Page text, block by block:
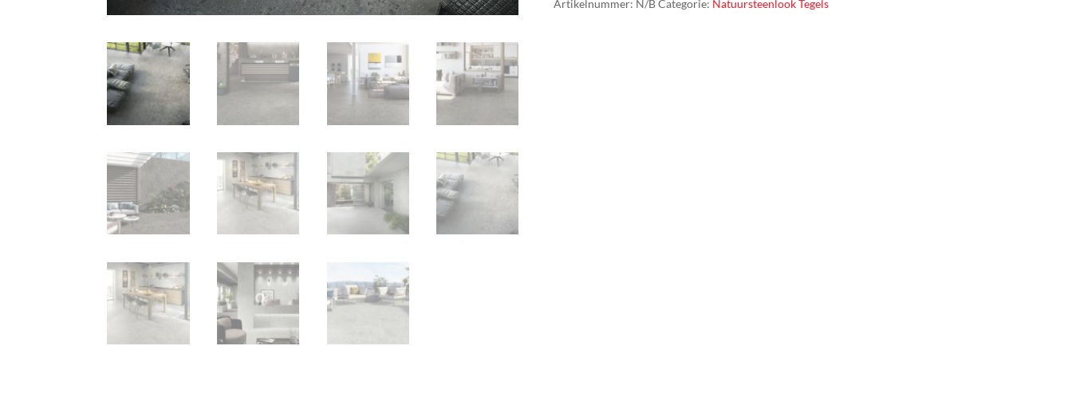
Artikelnummer: N/B Categorie: Natuursteenlook Tegels